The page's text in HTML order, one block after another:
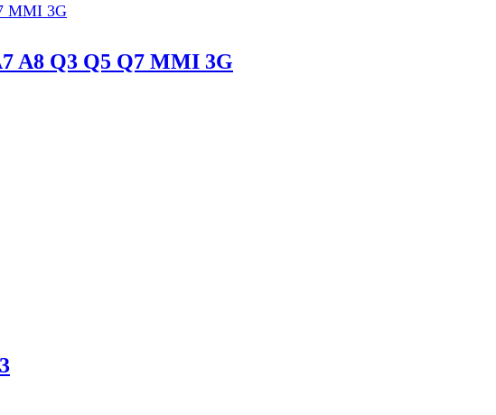
A8 Q3 Q5 Q7 MMI 3G